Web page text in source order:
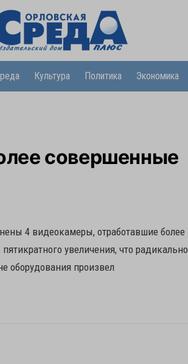
Культура Политика Экономика
совершенные
4 видеокамеры, отработавшие более
увеличения, что радикально
оборудования произвел